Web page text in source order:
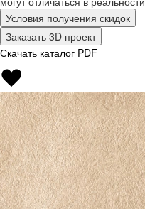
Условия получения скидок
Заказать 3D проект
Скачать каталог PDF